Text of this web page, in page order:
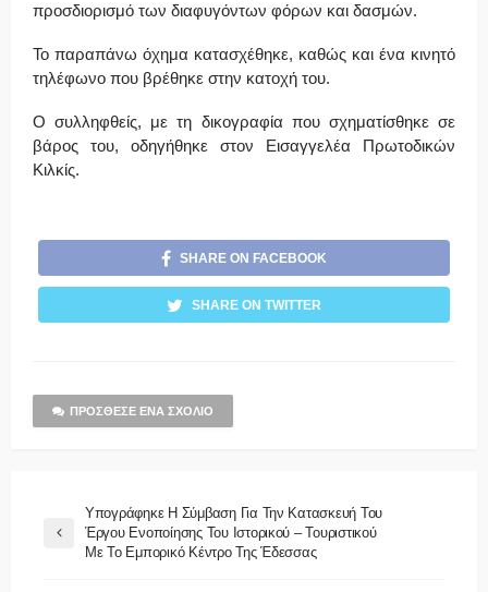
προσδιορισμό των διαφυγόντων φόρων και δασμών.
Το παραπάνω όχημα κατασχέθηκε, καθώς και ένα κινητό
τηλέφωνο που βρέθηκε στην κατοχή του.
Ο συλληφθείς, με τη δικογραφία που σχηματίσθηκε σε
βάρος του, οδηγήθηκε στον Εισαγγελέα Πρωτοδικών
Κιλκίς.
SHARE ON FACEBOOK
SHARE ON TWITTER
ΠΡΌΣΘΕΣΕ ΈΝΑ ΣΧΌΛΙΟ
Υπογράφηκε Η Σύμβαση Για Την Κατασκευή Του
Έργου Ενοποίησης Του Ιστορικού – Τουριστικού
Με Το Εμπορικό Κέντρο Της Έδεσσας